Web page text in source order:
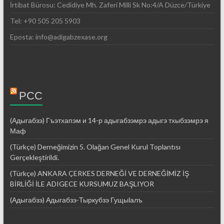
İrtibat Bürosu: Cedidiye Mh. Zaferi Milli Sk No:4/A Düzce/Türkiye
Tel: +90 505 205 5903
Eposta: info@adigabzexase.org
РСС
(Адыгабзэ) Гъэтхапэм и 14-р адыгабзэмрэ адыгэ тхыбзэмрэ я
Маф
(Türkçe) Derneğimizin 5. Olağan Genel Kurul Toplantısı
Gerçekleştirildi.
(Türkçe) ANKARA ÇERKES DERNEĞİ VE DERNEĞİMİZ İŞ
BİRLİĞİ İLE ADIGECE KURSUMUZ BAŞLIYOR
(Адыгабзэ) Адыгабзэ-Тыркубзэ Гущыӏалъ